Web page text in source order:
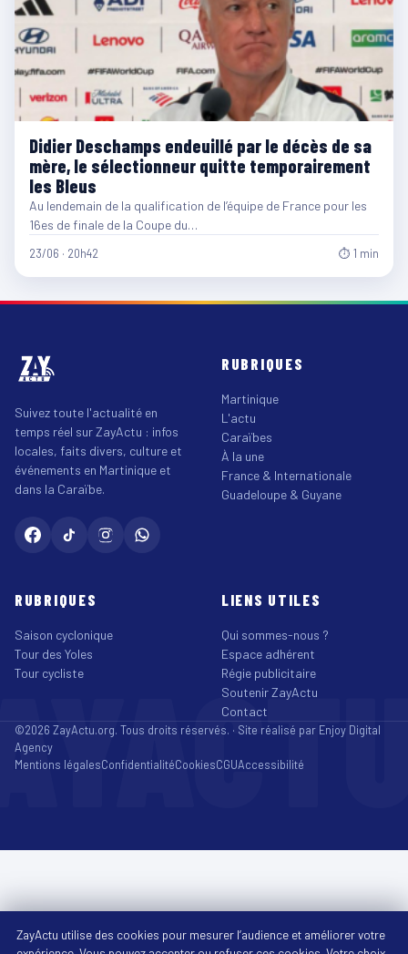
Didier Deschamps endeuillé par le décès de sa
mère, le sélectionneur quitte temporairement
les Bleus
Au lendemain de la qualification de l’équipe de France pour les
16es de finale de la Coupe du…
23/06 · 20h42 ⏱ 1 min
Suivez toute l'actualité en
temps réel sur ZayActu : infos
locales, faits divers, culture et
événements en Martinique et
dans la Caraïbe.
RUBRIQUES
Martinique
L'actu
Caraïbes
À la une
France & Internationale
Guadeloupe & Guyane
RUBRIQUES
Saison cyclonique
Tour des Yoles
Tour cycliste
LIENS UTILES
Qui sommes-nous ?
Espace adhérent
Régie publicitaire
Soutenir ZayActu
Contact
©2026 ZayActu.org. Tous droits réservés. · Site réalisé par Enjoy Digital
Agency
Mentions légalesConfidentialitéCookiesCGUAccessibilité
ZayActu utilise des cookies pour mesurer l’audience et améliorer votre